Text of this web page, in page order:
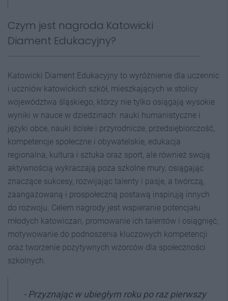
Czym jest nagroda Katowicki
Diament Edukacyjny?
Katowicki Diament Edukacyjny to wyróżnienie dla uczennic
i uczniów katowickich szkół, mieszkających w stolicy
województwa śląskiego, którzy nie tylko osiągają wysokie
wyniki w nauce w dziedzinach: nauki humanistyczne i
języki obce, nauki ścisłe i przyrodnicze, przedsiębiorczość,
kompetencje społeczne i obywatelskie, edukacja
regionalna, kultura i sztuka oraz sport, ale również swoją
aktywnością wykraczają poza szkolne mury, osiągając
znaczące sukcesy, rozwijając talenty i pasje, a twórczą,
zaangażowaną i prospołeczną postawą inspirują innych
do rozwoju. Celem nagrody jest wspieranie potencjału
młodych katowiczan, promowanie ich talentów i osiągnięć,
motywowanie do podnoszenia kluczowych kompetencji
oraz tworzenie pozytywnych wzorców dla społeczności
szkolnych.
- Przyznając w ubiegłym roku po raz pierwszy